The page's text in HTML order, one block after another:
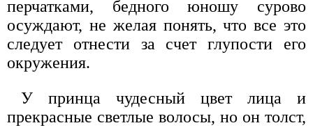
перчатками, бедного юношу сурово
осуждают, не желая понять, что все это
следует отнести за счет глупости его
окружения.
У принца чудесный цвет лица и
прекрасные светлые волосы, но он толст,